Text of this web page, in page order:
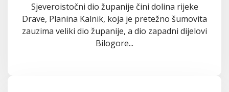
Sjeveroistočni dio županije čini dolina rijeke
Drave, Planina Kalnik, koja je pretežno šumovita
zauzima veliki dio županije, a dio zapadni dijelovi
Bilogore...